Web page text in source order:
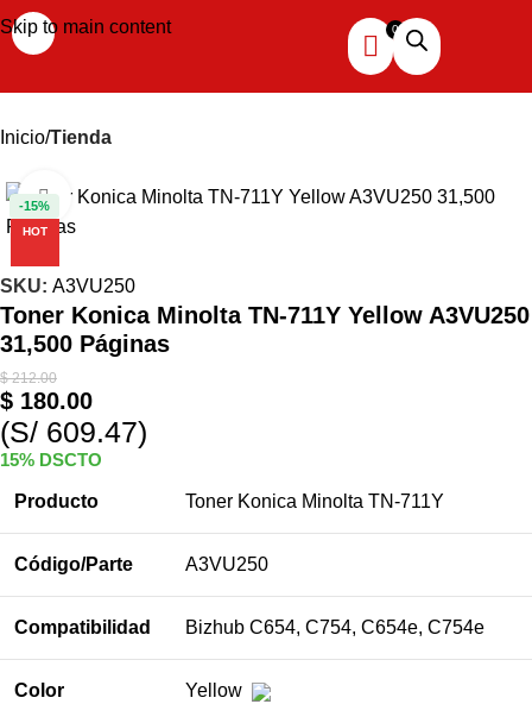
Skip to main content
Inicio Tienda
-15%
HOT
Haga clic para ampliar
SKU: A3VU250
Toner Konica Minolta TN-711Y Yellow A3VU250
31,500 Páginas
$212.00
$ 180.00
(S/ 609.47)
15% DSCTO
Producto Toner Konica Minolta TN-711Y
Código/Parte A3VU250
Compatibilidad Bizhub C654, C754, C654e, C754e
Color Yellow